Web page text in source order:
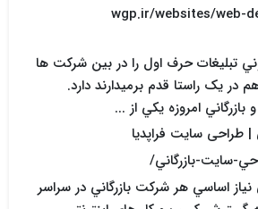
wgp.ir/websites/web-
تبليغات حرف اول را در بين شرکت ها
در يک راستا قدم برميدارند دارد.
امروزه يکي از ...
| طراحی سایت فراپديا
اساسي هر شرکت بازرگاني در سراسر